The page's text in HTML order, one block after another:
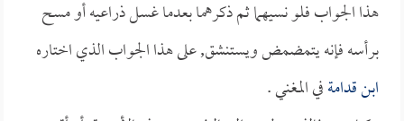
هذا الجواب فلو نسيهما ثم ذكرهما بعدما غسل ذراعيه أو مسح
برأسه فإنه يتمضمض ويستنشق, على هذا الجواب الذي اختاره
ابن قدامةفي المغني .